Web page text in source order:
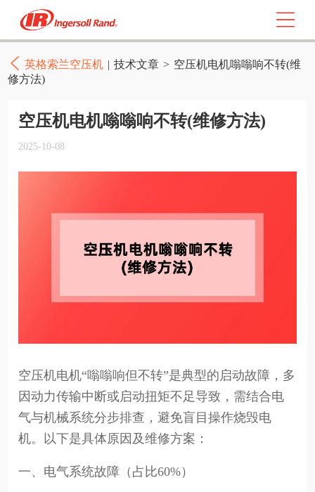
英格索兰空压机 | 技术文章 > 空压机电机嗡嗡响不转(维
修方法)
空压机电机嗡嗡响不转(维修方法)
2025-10-08
空压机电机“嗡嗡响但不转”是典型的启动故障，多
因动力传输中断或启动扭矩不足导致，需结合电
气与机械系统分步排查，避免盲目操作烧毁电
机。以下是具体原因及维修方案：
一、电气系统故障（占比60%）